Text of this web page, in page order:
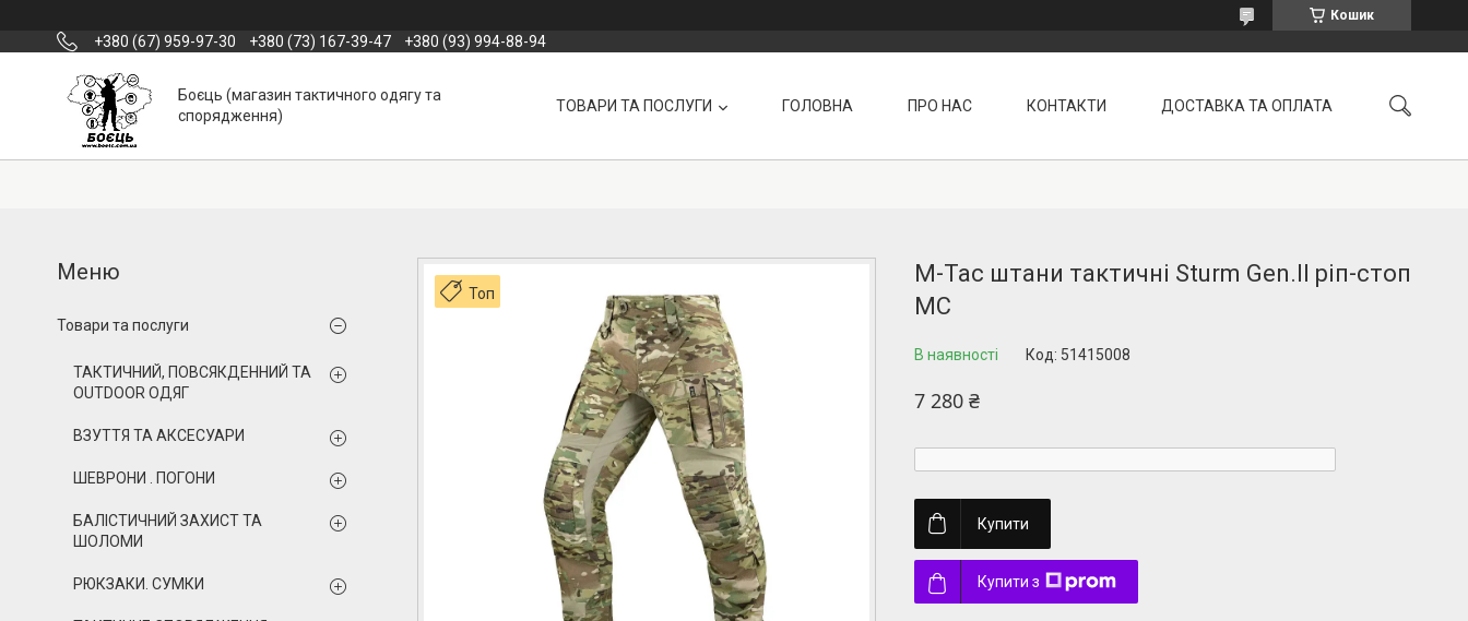
Кошик
+380 (67) 959-97-30 +380 (73) 167-39-47 +380 (93) 994-88-94
Боєць (магазин тактичного одягу та
спорядження)
ТОВАРИ ТА ПОСЛУГИ ГОЛОВНА ПРО НАС КОНТАКТИ ДОСТАВКА ТА ОПЛАТА
Топ
M-Tac штани тактичні Sturm Gen.II ріп-стоп
MC
В наявності Код: 51415008
7 280 ₴
Купити
Купити з
Товари та послуги
ТАКТИЧНИЙ, ПОВСЯКДЕННИЙ ТА
OUTDOOR ОДЯГ
ВЗУТТЯ ТА АКСЕСУАРИ
ШЕВРОНИ . ПОГОНИ
БАЛІСТИЧНИЙ ЗАХИСТ ТА
ШОЛОМИ
РЮКЗАКИ. СУМКИ